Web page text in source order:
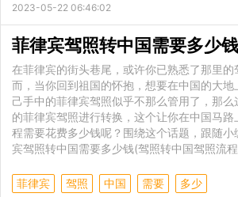
2023-05-22 06:46:02
在菲律宾的街头巷尾，或许你已熟悉了那里的
而，当你回到祖国的怀抱，想要在中国的大地
己手中的菲律宾驾照似乎不那么管用了，那
的菲律宾驾照进行转换，这个让你在中国马
程需要花费多少钱呢？围绕这个话题，跟随
宾驾照转中国需要多少钱(驾照转中国驾照流程
菲律宾 驾照 中国 需要 多少